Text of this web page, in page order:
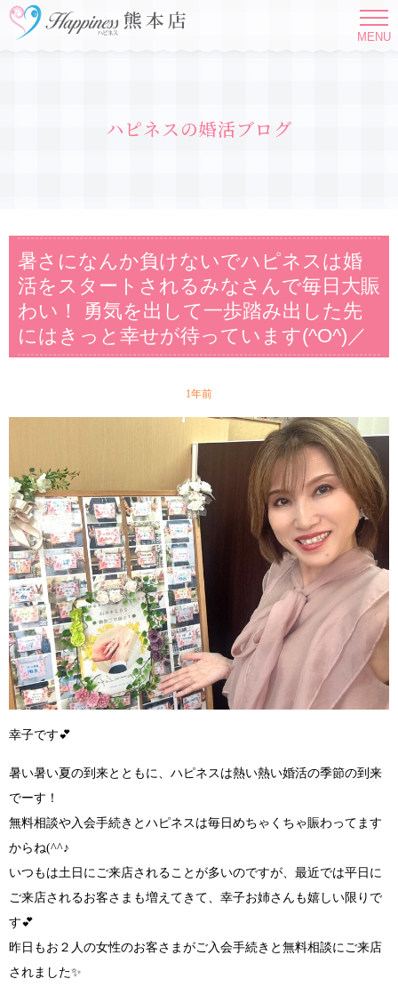
MENU
ハピネスの婚活ブログ
暑さになんか負けないでハピネスは婚
活をスタートされるみなさんで毎日大賑
わい！ 勇気を出して一歩踏み出した先
にはきっと幸せが待っています(^O^)／
1年前
幸子です💕
暑い暑い夏の到来とともに、 ハピネスは熱い熱い婚活の季節の到来
でーす！
無料相談や入会手続きとハピネスは毎日めちゃくちゃ賑わってます
からね(^^♪
いつもは土日にご来店されることが多いのですが、最近では平日に
ご来店されるお客さまも増えてきて、 幸子お姉さんも嬉しい限りで
す💕
昨日も お２人の女性のお客さまがご入会手続きと無料相談に ご来店
されました✨